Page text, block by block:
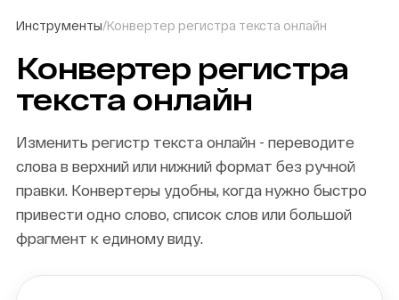
Инструменты/Конвертер регистра текста онлайн
Конвертер регистра
текста онлайн
Изменить регистр текста онлайн - переводите
слова в верхний или нижний формат без ручной
правки. Конвертеры удобны, когда нужно быстро
привести одно слово, список слов или большой
фрагмент к единому виду.